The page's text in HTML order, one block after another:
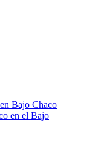
Bajo Chaco
en el Bajo